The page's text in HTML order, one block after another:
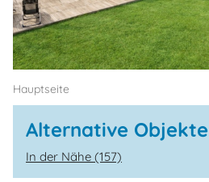
Hauptseite
Alternative Objekte
In der Nähe (157)